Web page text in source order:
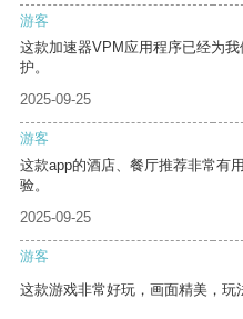
游客
这款加速器VPM应用程序已经为
护。
2025-09-25
游客
这款app的酒店、餐厅推荐非常有
验。
2025-09-25
游客
这款游戏非常好玩，画面精美，玩